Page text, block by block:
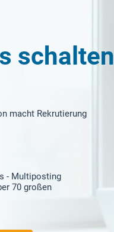
schalten
macht Rekrutierung
- Multiposting
70 großen